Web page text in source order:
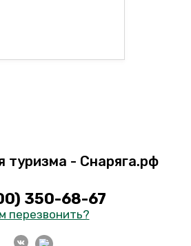
350-68-67
перезвонить?